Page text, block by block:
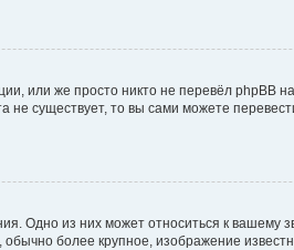
или же просто никто не перевёл phpBB
не существует, то вы сами можете
Одно из них может относиться к вашему
более крупное, изображение